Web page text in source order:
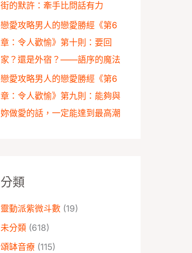
街的默許：牽手比問話有力
戀愛攻略男人的戀愛勝經《第6
章：令人歡愉》第十則：要回
家？還是外宿？——語序的魔法
戀愛攻略男人的戀愛勝經《第6
章：令人歡愉》第九則：能夠與
妳做愛的話，一定能達到最高潮
分類
靈動派紫微斗數 (19)
未分類 (618)
頌缽音療 (115)